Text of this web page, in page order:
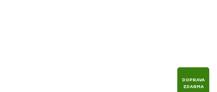
DOPRAVA
ZDARMA